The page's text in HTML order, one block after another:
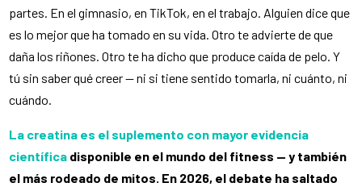
partes. En el gimnasio, en TikTok, en el trabajo. Alguien dice que
es lo mejor que ha tomado en su vida. Otro te advierte de que
daña los riñones. Otro te ha dicho que produce caída de pelo. Y
tú sin saber qué creer — ni si tiene sentido tomarla, ni cuánto, ni
cuándo.
La creatina es el suplemento con mayor evidencia
científica disponible en el mundo del fitness — y también
el más rodeado de mitos. En 2026, el debate ha saltado